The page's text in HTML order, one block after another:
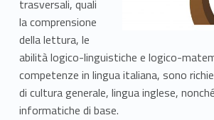
trasversali, quali
la comprensione
della lettura, le
abilità logico-linguistiche e logico-
competenze in lingua italiana, sono
di cultura generale, lingua inglese,
informatiche di base.